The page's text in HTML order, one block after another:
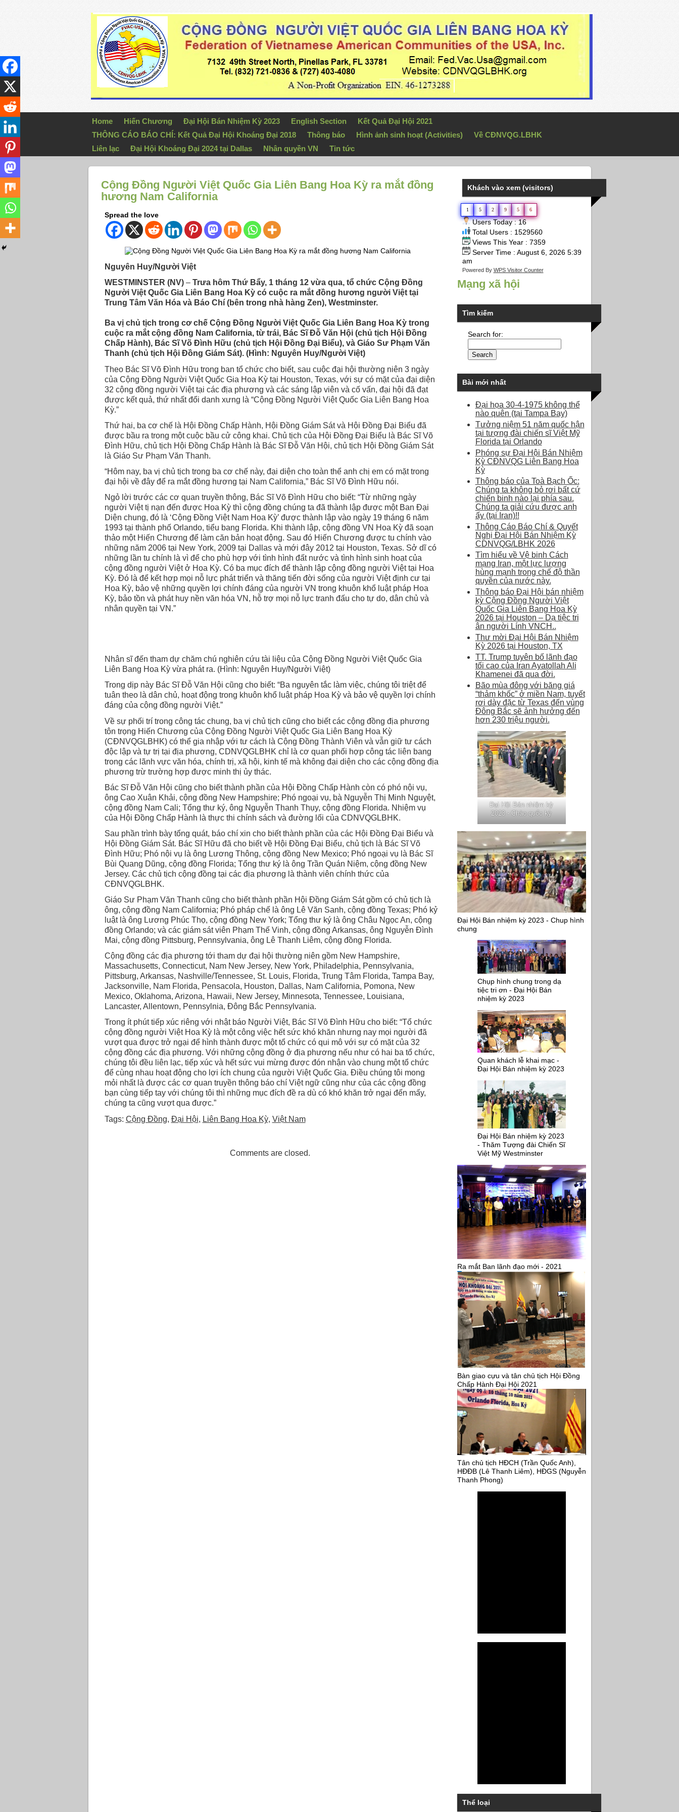
Home Hiến Chương Đại Hội Bán Nhiệm Kỳ 2023 English Section
Kết Quả Đại Hội 2021
THÔNG CÁO BÁO CHÍ: Kết Quả Đại Hội Khoáng Đại 2018
Thông báo Hình ảnh sinh hoạt (Activities)
Về CĐNVQG.LBHK
Liên lạc
Đại Hội Khoáng Đại 2024 tại Dallas Nhân quyền VN Tin tức
Cộng Ðồng Người Việt Quốc Gia Liên Bang Hoa Kỳ ra mắt đồng
hương Nam California
Spread the love
Nguyên Huy/Người Việt
WESTMINSTER (NV)– Trưa hôm Thứ Bẩy, 1 tháng 12 vừa qua, tổ chức Cộng Ðồng
Người Việt Quốc Gia Liên Bang Hoa Kỳ có cuộc ra mắt đồng hương người Việt tại
Trung Tâm Văn Hóa và Báo Chí (bên trong nhà hàng Zen), Westminster.
Ba vị chủ tịch trong cơ chế Cộng Ðồng Người Việt Quốc Gia Liên Bang Hoa Kỳ trong
cuộc ra mắt cộng đồng Nam California, từ trái, Bác Sĩ Ðỗ Văn Hội (chủ tịch Hội Ðồng
Chấp Hành), Bác Sĩ Võ Ðình Hữu (chủ tịch Hội Ðồng Ðại Biểu), và Giáo Sư Phạm Văn
Thanh (chủ tịch Hội Ðồng Giám Sát). (Hình: Nguyên Huy/Người Việt)
Theo Bác Sĩ Võ Ðình Hữu trong ban tổ chức cho biết, sau cuộc đại hội thường niên 3 ngày
của Cộng Ðồng Người Việt Quốc Gia Hoa Kỳ tại Houston, Texas, với sự có mặt của đại diện
32 cộng đồng người Việt tại các địa phương và các sáng lập viên và cố vấn, đại hội đã đạt
được kết quả, thứ nhất đổi danh xưng là “Cộng Ðồng Người Việt Quốc Gia Liên Bang Hoa
Kỳ.”
Thứ hai, ba cơ chế là Hội Ðồng Chấp Hành, Hội Ðồng Giám Sát và Hội Ðồng Ðại Biểu đã
được bầu ra trong một cuộc bầu cử công khai. Chủ tịch của Hội Ðồng Ðại Biểu là Bác Sĩ Võ
Ðình Hữu, chủ tịch Hội Ðồng Chấp Hành là Bác Sĩ Ðỗ Văn Hội, chủ tịch Hội Ðồng Giám Sát
là Giáo Sư Phạm Văn Thanh.
“Hôm nay, ba vị chủ tịch trong ba cơ chế này, đại diện cho toàn thể anh chị em có mặt trong
đại hội về đây để ra mắt đồng hương tại Nam California,” Bác Sĩ Võ Ðình Hữu nói.
Ngỏ lời trước các cơ quan truyền thông, Bác Sĩ Võ Ðình Hữu cho biết: “Từ những ngày
người Việt tị nạn đến được Hoa Kỳ thì cộng đồng chúng ta đã thành lập được một Ban Ðại
Diện chung, đó là ‘Cộng Ðồng Việt Nam Hoa Kỳ’ được thành lập vào ngày 19 tháng 6 năm
1993 tại thành phố Orlando, tiểu bang Florida. Khi thành lập, cộng đồng VN Hoa Kỳ đã soạn
thảo một Hiến Chương để làm căn bản hoạt động. Sau đó Hiến Chương được tu chính vào
những năm 2006 tại New York, 2009 tại Dallas và mới đây 2012 tại Houston, Texas. Sở dĩ có
những lần tu chính là vì để cho phù hợp với tình hình đất nước và tình hình sinh hoạt của
cộng đồng người Việt ở Hoa Kỳ. Có ba mục đích để thành lập cộng đồng người Việt tại Hoa
Kỳ. Ðó là để kết hợp mọi nỗ lực phát triển và thăng tiến đời sống của người Việt định cư tại
Hoa Kỳ, bảo vệ những quyền lợi chính đáng của người VN trong khuôn khổ luật pháp Hoa
Kỳ, bảo tồn và phát huy nền văn hóa VN, hỗ trợ mọi nỗ lực tranh đấu cho tự do, dân chủ và
nhân quyền tại VN.”
Nhân sĩ đến tham dự chăm chú nghiên cứu tài liệu của Cộng Ðồng Người Việt Quốc Gia
Liên Bang Hoa Kỳ vừa phát ra. (Hình: Nguyên Huy/Người Việt)
Trong dịp này Bác Sĩ Ðỗ Văn Hội cũng cho biết: “Ba nguyên tắc làm việc, chúng tôi triệt để
tuân theo là dân chủ, hoạt động trong khuôn khổ luật pháp Hoa Kỳ và bảo vệ quyền lợi chính
đáng của cộng đồng người Việt.”
Về sự phối trí trong công tác chung, ba vị chủ tịch cũng cho biết các cộng đồng địa phương
tôn trọng Hiến Chương của Cộng Ðồng Người Việt Quốc Gia Liên Bang Hoa Kỳ
(CÐNVQGLBHK) có thể gia nhập với tư cách là Cộng Ðồng Thành Viên và vẫn giữ tư cách
độc lập và tự trị tại địa phương, CDNVQGLBHK chỉ là cơ quan phối hợp công tác liên bang
trong các lãnh vực văn hóa, chính trị, xã hội, kinh tế mà không đại diện cho các cộng đồng địa
phương trừ trường hợp được minh thị ủy thác.
Bác Sĩ Ðỗ Văn Hội cũng cho biết thành phần của Hội Ðồng Chấp Hành còn có phó nội vụ,
ông Cao Xuân Khải, cộng đồng New Hampshire; Phó ngoại vụ, bà Nguyễn Thị Minh Nguyệt,
cộng đồng Nam Cali; Tổng thư ký, ông Nguyễn Thanh Thụy, cộng đồng Florida. Nhiệm vụ
của Hội Ðồng Chấp Hành là thực thi chính sách và đường lối của CDNVQGLBHK.
Sau phần trình bày tổng quát, báo chí xin cho biết thành phần của các Hội Ðồng Ðại Biểu và
Hội Ðồng Giám Sát. Bác Sĩ Hữu đã cho biết về Hội Ðồng Ðại Biểu, chủ tịch là Bác Sĩ Võ
Ðình Hữu; Phó nội vụ là ông Lương Thông, cộng đồng New Mexico; Phó ngoại vụ là Bác Sĩ
Bùi Quang Dũng, cộng đồng Florida; Tổng thư ký là ông Trần Quán Niệm, cộng đồng New
Jersey. Các chủ tịch cộng đồng tại các địa phương là thành viên chính thức của
CÐNVQGLBHK.
Giáo Sư Phạm Văn Thanh cũng cho biết thành phần Hội Ðồng Giám Sát gồm có chủ tịch là
ông, cộng đồng Nam California; Phó pháp chế là ông Lê Văn Sanh, cộng đồng Texas; Phó kỷ
luật là ông Lương Phúc Thọ, cộng đồng New York; Tổng thư ký là ông Châu Ngọc An, cộng
đồng Orlando; và các giám sát viên Phạm Thế Vinh, cộng đồng Arkansas, ông Nguyễn Ðình
Mai, cộng đồng Pittsburg, Pennsylvania, ông Lê Thanh Liêm, cộng đồng Florida.
Cộng đồng các địa phương tới tham dự đại hội thường niên gồm New Hampshire,
Massachusetts, Connecticut, Nam New Jersey, New York, Philadelphia, Pennsylvania,
Pittsburg, Arkansas, Nashville/Tennessee, St. Louis, Florida, Trung Tâm Florida, Tampa Bay,
Jacksonville, Nam Florida, Pensacola, Houston, Dallas, Nam California, Pomona, New
Mexico, Oklahoma, Arizona, Hawaii, New Jersey, Minnesota, Tennessee, Louisiana,
Lancaster, Allentown, Pennsylnia, Ðông Bắc Pennsylvania.
Trong ít phút tiếp xúc riêng với nhật báo Người Việt, Bác Sĩ Võ Ðình Hữu cho biết: “Tổ chức
cộng đồng người Việt Hoa Kỳ là một công việc hết sức khó khăn nhưng nay mọi người đã
vượt qua được trở ngại để hình thành được một tổ chức có qui mô với sự có mặt của 32
cộng đồng các địa phương. Với những cộng đồng ở địa phương nếu như có hai ba tổ chức,
chúng tôi đều liên lạc, tiếp xúc và hết sức vui mừng được đón nhận vào chung một tổ chức
để cùng nhau hoạt động cho lợi ích chung của người Việt Quốc Gia. Ðiều chúng tôi mong
mỏi nhất là được các cơ quan truyền thông báo chí Việt ngữ cũng như của các cộng đồng
bạn cùng tiếp tay với chúng tôi thì những mục đích đề ra dù có khó khăn trở ngại đến mấy,
chúng ta cũng vượt qua được.”
Tags: Cộng Đồng, Đại Hội, Liên Bang Hoa Kỳ, Việt Nam
Comments are closed.
Khách vào xem (visitors)
1 5 2 9 5 6
Users Today : 16
Total Users : 1529560
Views This Year : 7359
Server Time : August 6, 2026 5:39
am
Powered By WPS Visitor Counter
Mạng xã hội
Tìm kiếm
Search for:
Bài mới nhất
Đại họa 30-4-1975 không thể
nào quên (tại Tampa Bay)
Tưởng niệm 51 năm quốc hận
tại tượng đài chiến sĩ Việt Mỹ
Florida tại Orlando
Phóng sự Đại Hội Bán Nhiệm
Kỳ CĐNVQG Liên Bang Hoa
Kỳ
Thông báo của Toà Bạch Ốc:
Chúng ta không bỏ rơi bất cứ
chiến binh nào lại phía sau.
Chúng ta giải cứu được anh
ấy (tại Iran)!!
Thông Cáo Báo Chí & Quyết
Nghị Đại Hội Bán Nhiệm Kỳ
CDNVQG/LBHK 2026
Tìm hiểu về Vệ binh Cách
mạng Iran, một lực lượng
hùng mạnh trong chế độ thần
quyền của nước này.
Thông báo Đại Hội bán nhiệm
kỳ Cộng Đồng Người Việt
Quốc Gia Liên Bang Hoa Kỳ
2026 tại Houston – Dạ tiệc tri
ân người Lính VNCH..
Thư mời Đại Hội Bán Nhiệm
Kỳ 2026 tại Houston, TX
TT. Trump tuyên bố lãnh đạo
tối cao của Iran Ayatollah Ali
Khamenei đã qua đời.
Bão mùa đông với băng giá
“thảm khốc” ở miền Nam, tuyết
rơi dày đặc từ Texas đến vùng
Đông Bắc sẽ ảnh hưởng đến
hơn 230 triệu người.
Đại Hội Bán nhiệm kỳ
2023 - Chào quốc kỳ
Đại Hội Bán nhiệm kỳ 2023 - Chup hình
chung
Chụp hình chung trong dạ
tiệc tri ơn - Đại Hội Bán
nhiệm kỳ 2023
Quan khách lễ khai mạc -
Đại Hội Bán nhiệm kỳ 2023
Đại Hội Bán nhiệm kỳ 2023
- Thăm Tượng đài Chiến Sĩ
Việt Mỹ Westminster
Ra mắt Ban lãnh đạo mới - 2021
Bàn giao cựu và tân chủ tịch Hội Đồng
Chấp Hành Đại Hội 2021
Tân chủ tịch HĐCH (Trần Quốc Anh),
HĐĐB (Lê Thanh Liêm), HĐGS (Nguyễn
Thanh Phong)
Thể loại